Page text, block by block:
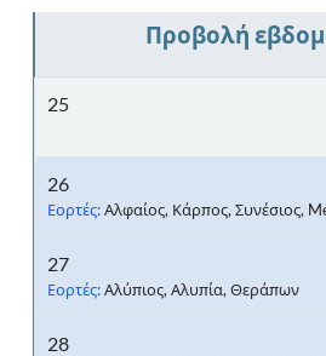
25
26
Εορτές:Αλφαίος, Κάρπος, Συνέσιος,
27
Εορτές:Αλύπιος, Αλυπία, Θεράπων
28